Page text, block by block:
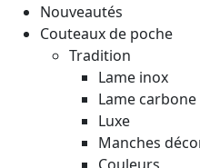
Nouveautés
Couteaux de poche
Tradition
Lame inox
Lame carbone
Luxe
Manches